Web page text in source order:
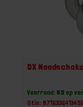
DX
Voorraad: 89 op
Gtin: